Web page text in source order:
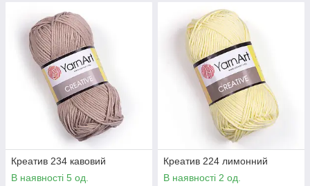
Креатив 234 кавовий
В наявності 5 од.
Креатив 224 лимонний
В наявності 2 од.